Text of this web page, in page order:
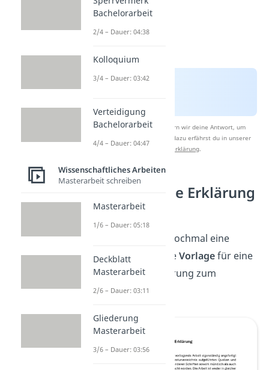
Nach Beantwortung speichern wir deine Antwort, um
Studyflix zu verbessern. Mehr dazu erfährst du in unserer
Datenschutzerklärung.
Eidesstattliche Erklärung
Muster
Hier bekommst du nochmal eine
etwas ausführlichereVorlagefür eine
eidesstattliche Erklärung zum
Download.
Bachelorarbeit
2/4 – Dauer: 04:38
Kolloquium
3/4 – Dauer: 03:42
Verteidigung
Bachelorarbeit
4/4 – Dauer: 04:47
Wissenschaftliches Arbeiten
Masterarbeit schreiben
Masterarbeit
1/6 – Dauer: 05:18
Deckblatt
Masterarbeit
2/6 – Dauer: 03:11
Gliederung
Masterarbeit
3/6 – Dauer: 03:56